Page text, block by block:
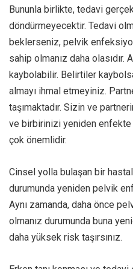
Bununla birlikte, tedavi
döndürmeyecektir. Tedavi
beklerseniz, pelvik
sahip olmanız daha
kaybolabilir. Belirtiler
almayı ihmal etmeyiniz.
taşımaktadır. Sizin ve
ve birbirinizi yeniden
çok önemlidir.
Cinsel yolla bulaşan bir
durumunda yeniden pelvik
Aynı zamanda, daha önce
olmanız durumunda buna
daha yüksek risk taşırsınız.